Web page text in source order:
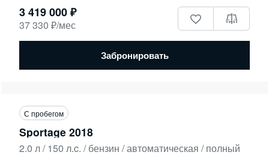
3 419 000 ₽
37 330 ₽/мес
Забронировать
С пробегом
Sportage 2018
2.0 л / 150 л.c. / бензин / автоматическая / полный